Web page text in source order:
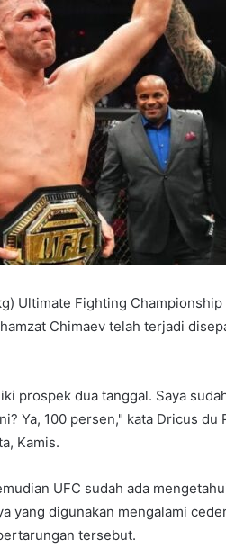
Ultimate Fighting
Chimaev telah terjadi
prospek dua tanggal. Saya
Ya, 100 persen," kata Dricus du
Kamis.
UFC sudah ada
yang digunakan mengalami
tersebut.